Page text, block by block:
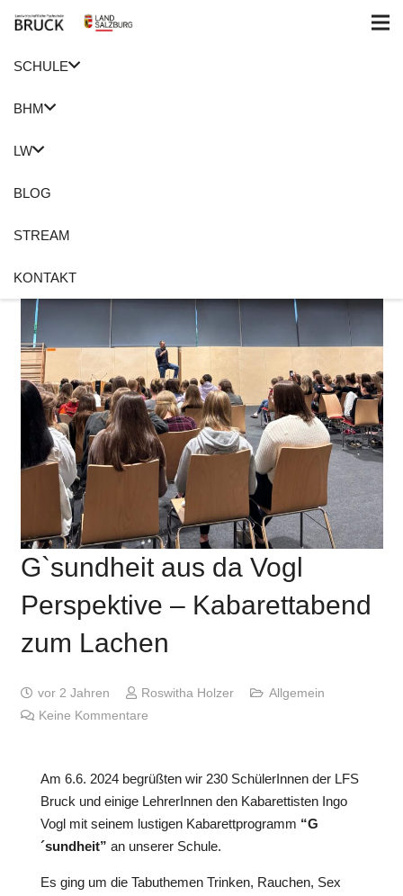
SCHULE
BHM
LW
BLOG
STREAM
KONTAKT
G`sundheit aus da Vogl
Perspektive – Kabarettabend
zum Lachen
vor 2 Jahren Roswitha Holzer
Allgemein
Keine Kommentare
Am 6.6. 2024 begrüßten wir 230 SchülerInnen der LFS
Bruck und einige LehrerInnen den Kabarettisten Ingo
Vogl mit seinem lustigen Kabarettprogramm “G
´sundheit” an unserer Schule.
Es ging um die Tabuthemen Trinken, Rauchen, Sex